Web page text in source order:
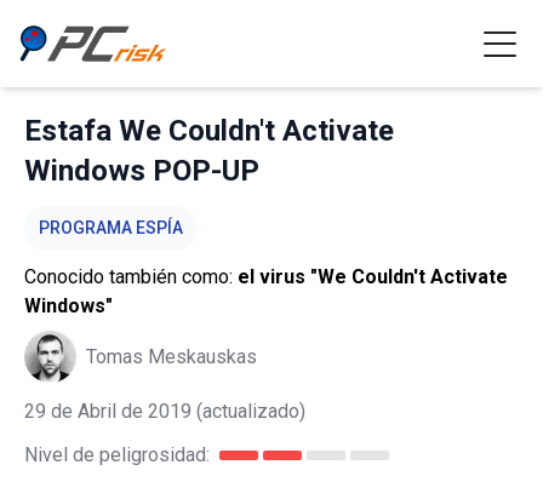
Estafa We Couldn't Activate
Windows POP-UP
PROGRAMA ESPÍA
Conocido también como: el virus "We Couldn't Activate
Windows"
Tomas Meskauskas
29 de Abril de 2019 (actualizado)
Nivel de peligrosidad: